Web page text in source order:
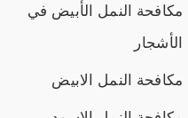
مكافحة النمل الأبيض في
الأشجار
مكافحة النمل الابيض